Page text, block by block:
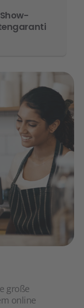
große
online